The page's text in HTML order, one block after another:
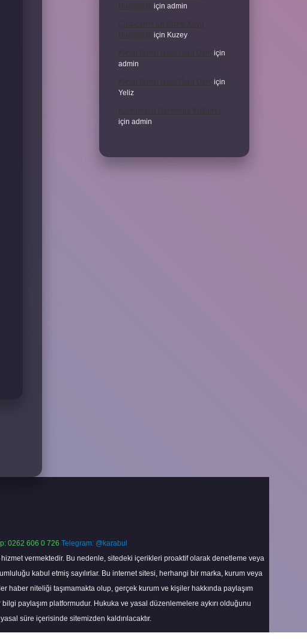
için admin
Çatalcanın En Güzel Köyü
için Kuzey
Akrep Burcu Nasıl Özür Diler
için
admin
Akrep Burcu Nasıl Özür Diler
için
Yeliz
için admin
0262 606 0 726 Telegram: @karabul
vermektedir. Bu nedenle, sitedeki içerikleri proaktif olarak denetleme veya
kabul etmiş sayılırlar. Bu internet sitesi, herhangi bir marka, kurum veya
haber niteliği taşımamakta olup, gerçek kurum ve kişiler hakkında paylaşım
paylaşım platformudur. Hukuka ve yasal düzenlemelere aykırı olduğunu
süre içerisinde sitemizden kaldırılacaktır.